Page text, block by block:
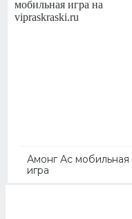
Амонг Ас мобильная
игра